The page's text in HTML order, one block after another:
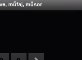
műfaj, műsor